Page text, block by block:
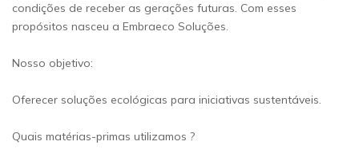
condições de receber as gerações futuras. Com esses
propósitos nasceu a Embraeco Soluções.
Nosso objetivo:
Oferecer soluções ecológicas para iniciativas sustentáveis.
Quais matérias-primas utilizamos ?